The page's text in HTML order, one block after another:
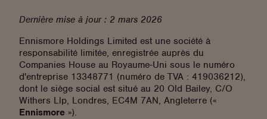
Melbourne PlaceMaintenant ouvert
Mexico, ReformaLes réservations sont désormais ouvertes
Mexique
Midtown Miami
États-Unis
PerthMaintenant ouvert
Australie
Dernière mise à jour : 2 mars 2026
Ennismore Holdings Limited est une société à
responsabilité limitée, enregistrée auprès du
Companies House au Royaume-Uni sous le numéro
d'entreprise 13348771 (numéro de TVA : 419036212),
dont le siège social est situé au 20 Old Bailey, C/O
Withers Llp, Londres, EC4M 7AN, Angleterre («
Ennismore »).